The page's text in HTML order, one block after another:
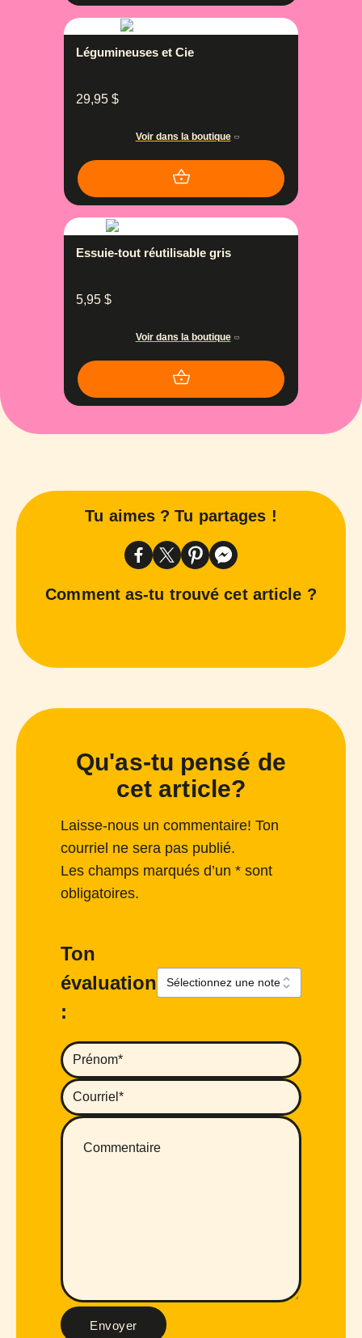
Légumineuses et Cie
29,95 $
Voir dans la boutique
Essuie-tout réutilisable gris
5,95 $
Voir dans la boutique
Tu aimes ? Tu partages !
Comment as-tu trouvé cet article ?
Qu'as-tu pensé de
cet article?
Laisse-nous un commentaire! Ton
courriel ne sera pas publié.
Les champs marqués d’un * sont
obligatoires.
Ton
évaluation
:
Envoyer